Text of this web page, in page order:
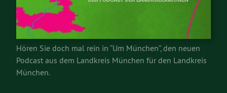
Hören Sie doch mal rein in “Um München”, den neuen
Podcast aus dem Landkreis München für den Landkreis
München.